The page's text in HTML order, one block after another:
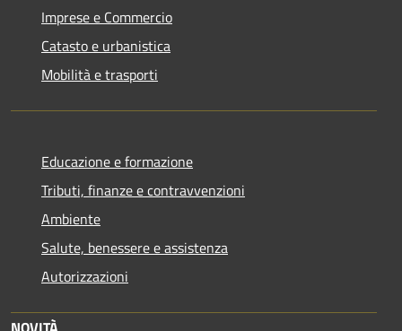
Imprese e Commercio
Catasto e urbanistica
Mobilità e trasporti
Educazione e formazione
Tributi, finanze e contravvenzioni
Ambiente
Salute, benessere e assistenza
Autorizzazioni